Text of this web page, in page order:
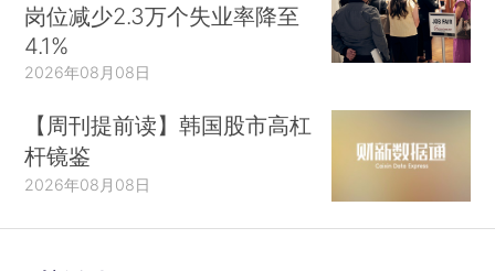
岗位减少2.3万个失业率降至
4.1%
2026年08月08日
【周刊提前读】韩国股市高杠
杆镜鉴
2026年08月08日